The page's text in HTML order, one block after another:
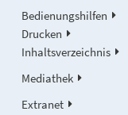
Bedienungshilfen
Drucken
Inhaltsverzeichnis
Mediathek
Extranet